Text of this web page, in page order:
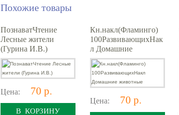
Похожие товары
ПознаватЧтение
Лесные жители
(Гурина И.В.)
Цена: 70 р.
В КОРЗИНУ
Кн.накл(Фламинго)
100РазвивающихНак
л Домашние
животные
Цена: 70 р.